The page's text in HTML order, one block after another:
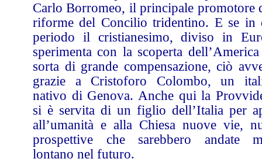
Carlo Borromeo, il principale promotore
riforme del Concilio tridentino. E se in
periodo il cristianesimo, diviso in
sperimenta con la scoperta
sorta di grande compensazione, ciò
grazie a Cristoforo Colombo, un
nativo di Genova. Anche qui la
si è servita di un figlio dell’Italia per
all’umanità e alla Chiesa nuove vie,
prospettive che sarebbero andate
lontano nel futuro.